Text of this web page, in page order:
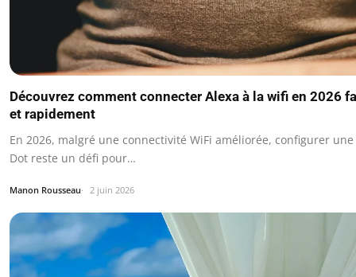
Découvrez comment connecter Alexa à la wifi en 2026
et rapidement
En 2026, malgré une connectivité WiFi améliorée, configurer une
Dot reste un défi pour…
Manon Rousseau 2 juin 2026